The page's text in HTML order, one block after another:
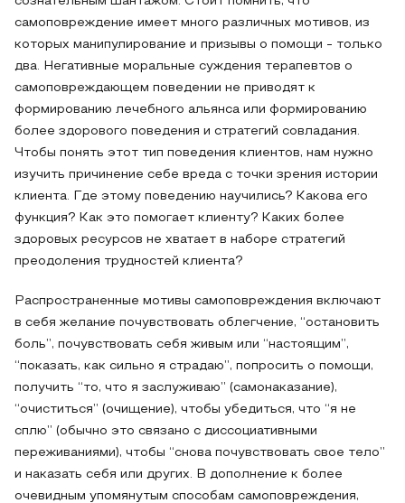
самоповреждение имеет много различных мотивов, из
которых манипулирование и призывы о помощи - только
два. Негативные моральные суждения терапевтов о
самоповреждающем поведении не приводят к
формированию лечебного альянса или формированию
более здорового поведения и стратегий совладания.
Чтобы понять этот тип поведения клиентов, нам нужно
изучить причинение себе вреда с точки зрения истории
клиента. Где этому поведению научились? Какова его
функция? Как это помогает клиенту? Каких более
здоровых ресурсов не хватает в наборе стратегий
преодоления трудностей клиента?
Распространенные мотивы самоповреждения включают
в себя желание почувствовать облегчение, “остановить
боль”, почувствовать себя живым или “настоящим”,
“показать, как сильно я страдаю”, попросить о помощи,
получить “то, что я заслуживаю” (самонаказание),
“очиститься” (очищение), чтобы убедиться, что “я не
сплю” (обычно это связано с диссоциативными
переживаниями), чтобы “снова почувствовать свое тело”
и наказать себя или других. В дополнение к более
очевидным упомянутым способам самоповреждения,